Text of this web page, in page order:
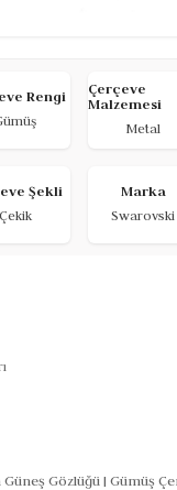
Rengi
Çerçeve
Malzemesi
Metal
Şekli
Çekik
Marka
Swarovski
Gözlüğü | Gümüş